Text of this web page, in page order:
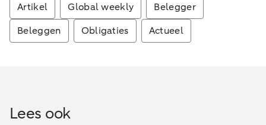
Artikel Global weekly
Belegger
Beleggen
Obligaties Actueel
Lees ook